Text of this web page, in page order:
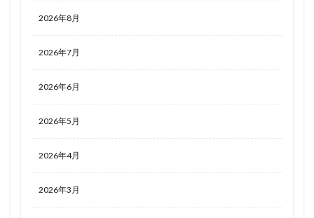
2026年8月
2026年7月
2026年6月
2026年5月
2026年4月
2026年3月